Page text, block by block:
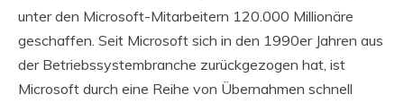
unter den Microsoft-Mitarbeitern 120.000 Millionäre
geschaffen. Seit Microsoft sich in den 1990er Jahren aus
der Betriebssystembranche zurückgezogen hat, ist
Microsoft durch eine Reihe von Übernahmen schnell